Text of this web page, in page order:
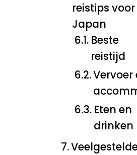
reistips voor
Japan
Beste
reistijd
Vervoer
Eten en
drinken